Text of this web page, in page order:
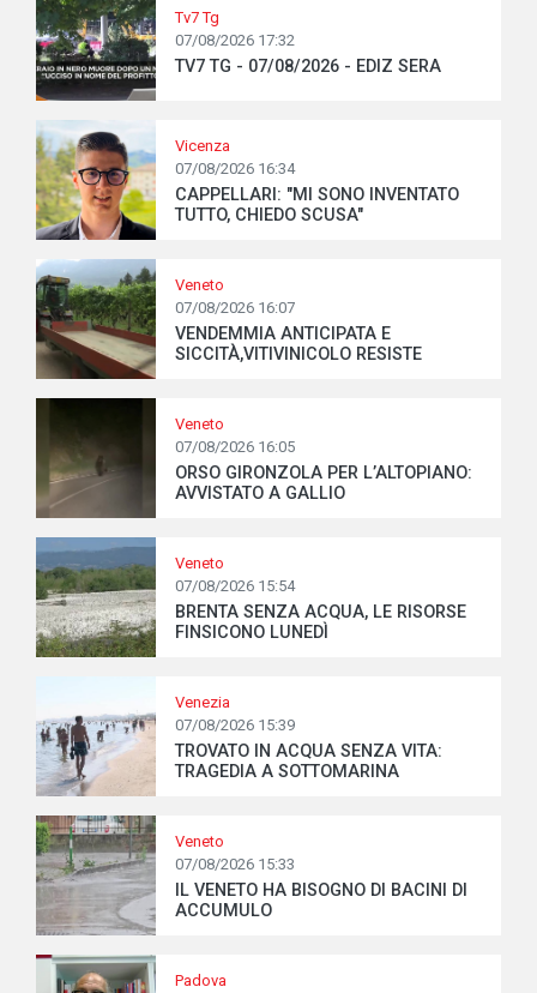
Tv7 Tg
07/08/2026 17:32
TV7 TG - 07/08/2026 - EDIZ SERA
Vicenza
07/08/2026 16:34
CAPPELLARI: "MI SONO INVENTATO
TUTTO, CHIEDO SCUSA"
Veneto
07/08/2026 16:07
VENDEMMIA ANTICIPATA E
SICCITÀ,VITIVINICOLO RESISTE
Veneto
07/08/2026 16:05
ORSO GIRONZOLA PER L’ALTOPIANO:
AVVISTATO A GALLIO
Veneto
07/08/2026 15:54
BRENTA SENZA ACQUA, LE RISORSE
FINSICONO LUNEDÌ
Venezia
07/08/2026 15:39
TROVATO IN ACQUA SENZA VITA:
TRAGEDIA A SOTTOMARINA
Veneto
07/08/2026 15:33
IL VENETO HA BISOGNO DI BACINI DI
ACCUMULO
Padova